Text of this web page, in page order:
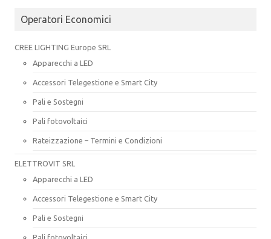
Operatori Economici
CREE LIGHTING Europe SRL
Apparecchi a LED
Accessori Telegestione e Smart City
Pali e Sostegni
Pali fotovoltaici
Rateizzazione – Termini e Condizioni
ELETTROVIT SRL
Apparecchi a LED
Accessori Telegestione e Smart City
Pali e Sostegni
Pali fotovoltaici